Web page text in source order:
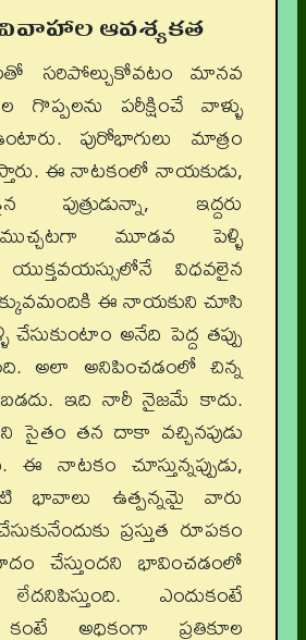
ఆవశ్యకత
సరిపోల్చుకోవటం మానవ
గొప్పలను పరీక్షించే వాళ్ళు
పురోభాగులు మాత్రం
ఈ నాటకంలో నాయకుడు,
పుత్రుడున్నా, ఇద్దరు
మూడవ పెళ్ళి
యుక్తవయస్సులోనే విధవలైన
ఈ నాయకుని చూసి
అనేది పెద్ద తప్పు
అలా అనిపించడంలో చిన్న
ఇది నారీ నైజమే కాదు.
సైతం తన దాకా వచ్చినపుడు
ఈ నాటకం చూస్తున్నప్పుడు,
భావాలు ఉత్పన్నమై వారు
ప్రస్తుత రూపకం
చేస్తుందని భావించడంలో
ఎందుకంటే
కంటే అధికంగా ప్రతికూల